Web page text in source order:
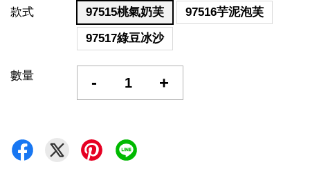
款式 97515桃氣奶芙
97516芋泥泡芙
97517綠豆冰沙
數量 - +